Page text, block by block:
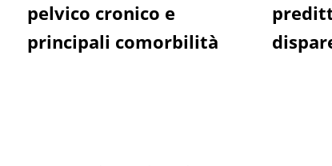
pelvico cronico e
principali comorbilità